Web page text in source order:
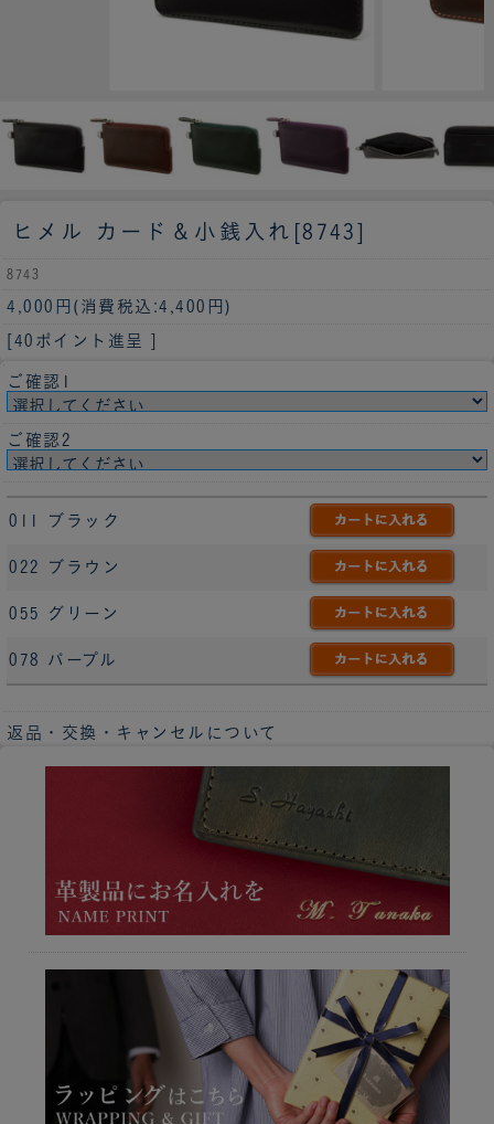
ヒメル カード＆小銭入れ[8743]
8743
4,000円 (消費税込:4,400円)
[40ポイント進呈 ]
ご確認1
ご確認2
011 ブラック
022 ブラウン
055 グリーン
078 パープル
返品・交換・キャンセルについて